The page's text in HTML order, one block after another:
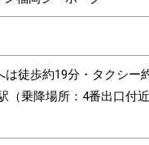
徒歩約19分・タクシー
乗降場所：4番出口付